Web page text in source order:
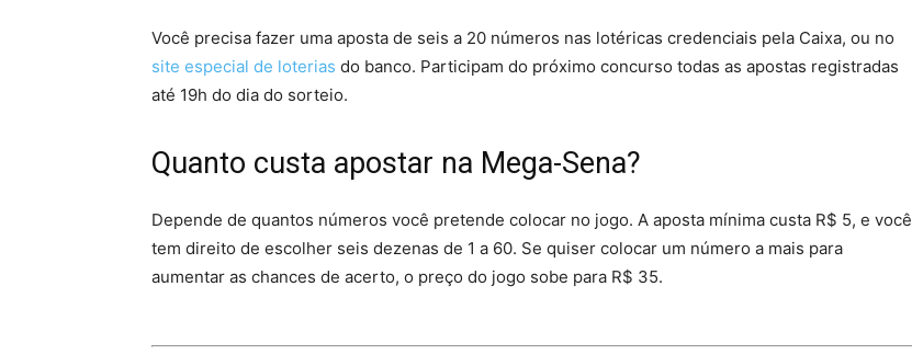
Você precisa fazer uma aposta de seis a 20 números nas lotéricas credenciais pela Caixa, ou no
site especial de loterias do banco. Participam do próximo concurso todas as apostas registradas
até 19h do dia do sorteio.
Quanto custa apostar na Mega-Sena?
Depende de quantos números você pretende colocar no jogo. A aposta mínima custa R$ 5, e você
tem direito de escolher seis dezenas de 1 a 60. Se quiser colocar um número a mais para
aumentar as chances de acerto, o preço do jogo sobe para R$ 35.